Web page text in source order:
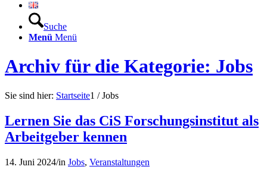
Suche
Menü Menü
Archiv für die Kategorie: Jobs
Sie sind hier: Startseite1 / Jobs
Lernen Sie das CiS Forschungsinstitut als
Arbeitgeber kennen
14. Juni 2024/in Jobs, Veranstaltungen